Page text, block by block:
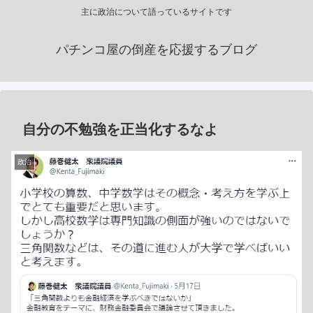
主に政治について語っているサイトです
パチンコ屋の倒産を応援するブログ
自分の不勉強を正当化するなよ
政治